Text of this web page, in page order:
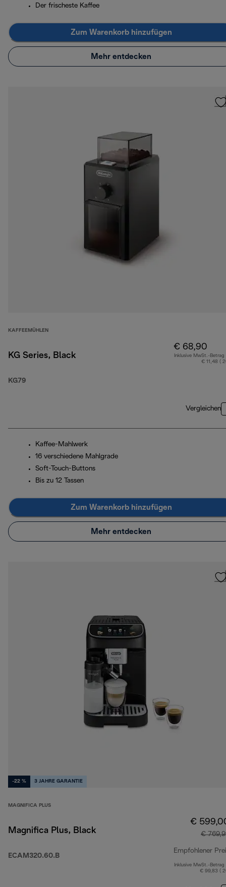
Der frischeste Kaffee
Zum Warenkorb hinzufügen
Mehr entdecken
KAFFEEMÜHLEN
KG Series, Black
KG79
€ 68,90
Inklusive MwSt.-Betrag
€ 11,48 (
Vergleichen
Kaffee-Mahlwerk
16 verschiedene Mahlgrade
Soft-Touch-Buttons
Bis zu 12 Tassen
Zum Warenkorb hinzufügen
Mehr entdecken
-22 % 3 JAHRE GARANTIE
MAGNIFICA PLUS
Magnifica Plus, Black
ECAM320.60.B
€
€
Empfohlener
Inklusive MwSt.-Betrag
€ 99,83 (